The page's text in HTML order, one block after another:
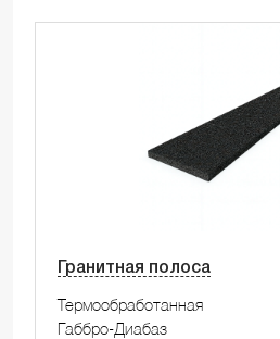
Гранитная полоса
Термообработанная
Габбро-Диабаз